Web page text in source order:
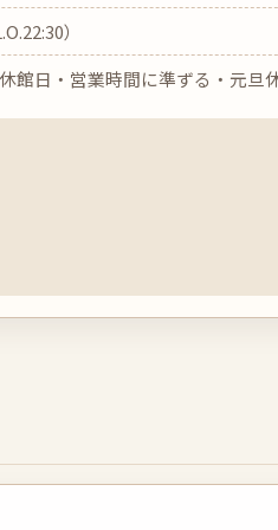
）
館日・営業時間に準ずる・元旦